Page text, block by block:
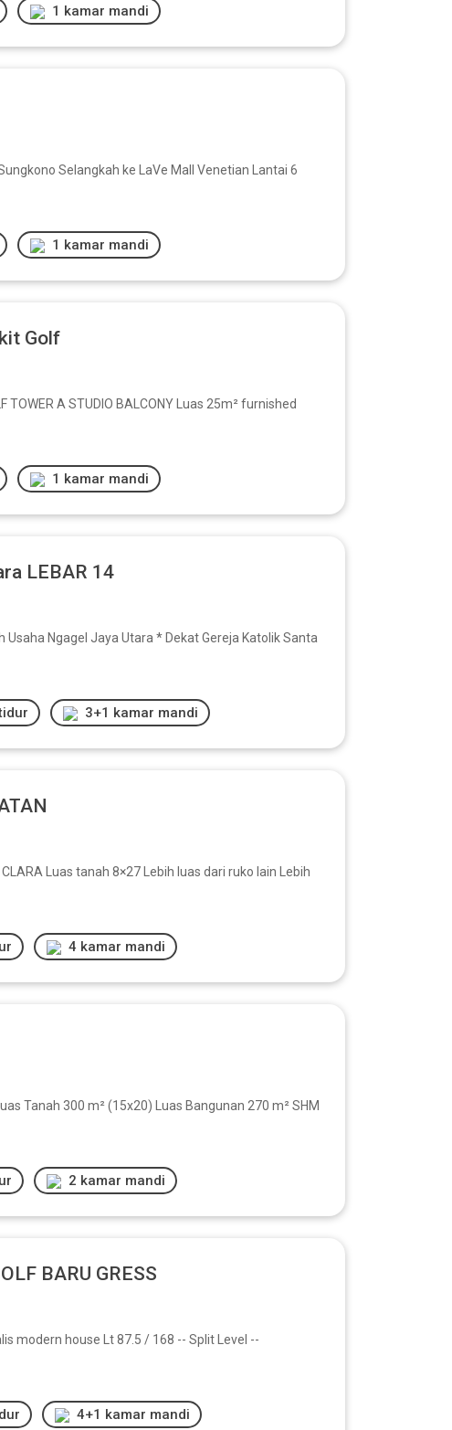
1 kamar mandi
Selangkah ke LaVe Mall Venetian Lantai 6
1 kamar mandi
Golf
TOWER A STUDIO BALCONY Luas 25m² furnished
1 kamar mandi
LEBAR 14
Usaha Ngagel Jaya Utara * Dekat Gereja Katolik Santa
3+1 kamar mandi
CLARA Luas tanah 8×27 Lebih luas dari ruko lain Lebih
4 kamar mandi
Tanah 300 m² (15x20) Luas Bangunan 270 m² SHM
2 kamar mandi
BARU GRESS
modern house Lt 87.5 / 168 -- Split Level --
4+1 kamar mandi